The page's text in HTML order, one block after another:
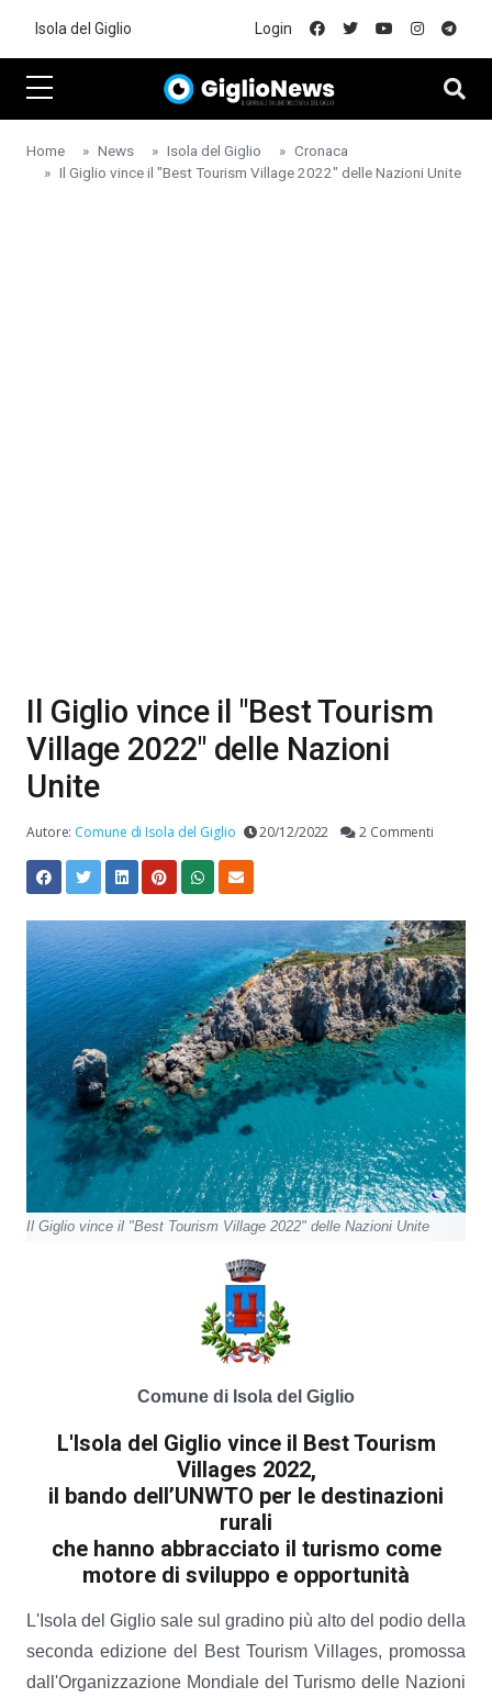
Isola del Giglio Login
Home News Isola del Giglio
Cronaca
Il Giglio vince il "Best Tourism Village 2022" delle Nazioni Unite
Il Giglio vince il "Best Tourism
Village 2022" delle Nazioni
Unite
Autore: Comune di Isola del Giglio 20/12/2022 2 Commenti
Il Giglio vince il "Best Tourism Village 2022" delle Nazioni Unite
Comune di Isola del Giglio
L'Isola del Giglio vince il Best Tourism
Villages 2022,
il bando dell’UNWTO per le destinazioni
rurali
che hanno abbracciato il turismo come
motore di sviluppo e opportunità
L'Isola del Giglio sale sul gradino più alto del podio della
seconda edizione del Best Tourism Villages, promossa
dall'Organizzazione Mondiale del Turismo delle Nazioni